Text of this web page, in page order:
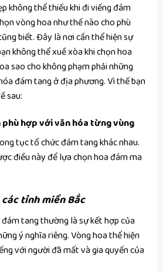
không thể thiếu khi đi viếng đám
vòng hoa như thế nào cho phù
biết. Đây là nơi cần thể hiện sự
không thể xuề xòa khi chọn hoa
sao cho không phạm phải những
đám tang ở địa phương. Vì thế bạn
sau:
phù hợp với văn hóa từng vùng
tục tổ chức đám tang khác nhau.
điều này để lựa chọn hoa đám ma
tỉnh miền Bắc
tang thường là sự kết hợp của
ý nghĩa riêng. Vòng hoa thể hiện
với người đã mất và gia quyến của